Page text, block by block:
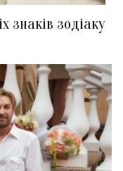
знаків зодіаку